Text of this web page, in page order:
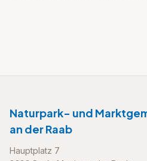
Naturpark- und
an der Raab
Hauptplatz 7